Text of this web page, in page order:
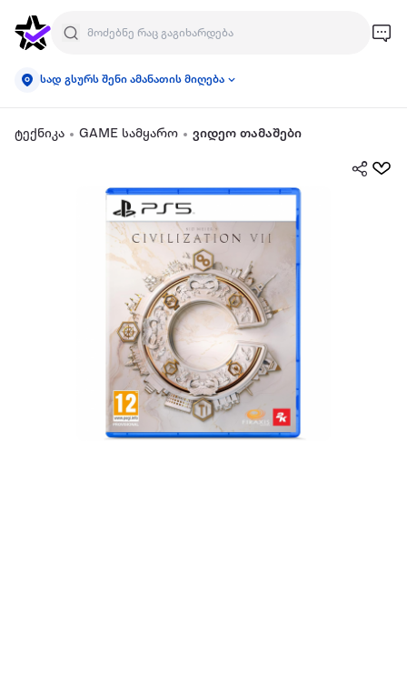
სად გსურს შენი ამანათის მიღება
ტექნიკა GAME სამყარო ვიდეო თამაშები